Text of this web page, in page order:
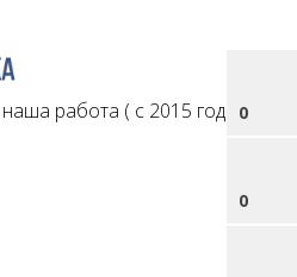
0
0
работа ( с 2015 года )